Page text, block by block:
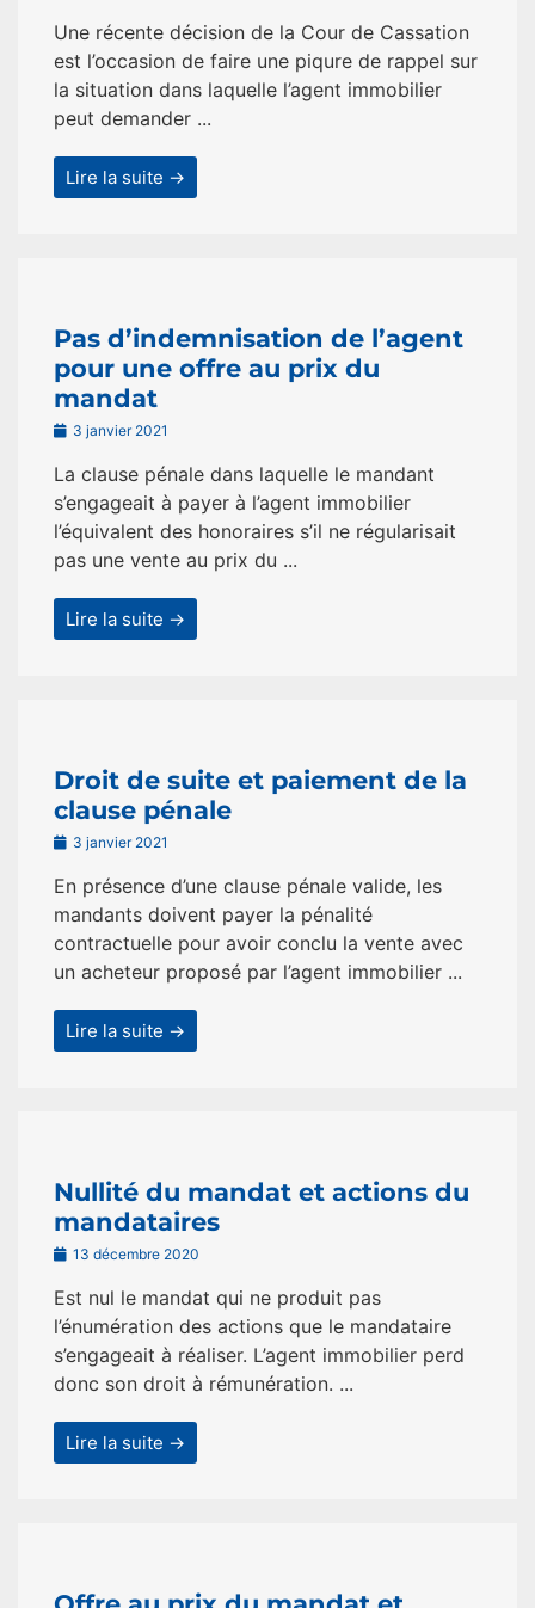
Une récente décision de la Cour de Cassation
est l’occasion de faire une piqure de rappel sur
la situation dans laquelle l’agent immobilier
peut demander ...
Lire la suite →
Pas d’indemnisation de l’agent
pour une offre au prix du
mandat
3 janvier 2021
La clause pénale dans laquelle le mandant
s’engageait à payer à l’agent immobilier
l’équivalent des honoraires s’il ne régularisait
pas une vente au prix du ...
Lire la suite →
Droit de suite et paiement de la
clause pénale
3 janvier 2021
En présence d’une clause pénale valide, les
mandants doivent payer la pénalité
contractuelle pour avoir conclu la vente avec
un acheteur proposé par l’agent immobilier ...
Lire la suite →
Nullité du mandat et actions du
mandataires
13 décembre 2020
Est nul le mandat qui ne produit pas
l’énumération des actions que le mandataire
s’engageait à réaliser. L’agent immobilier perd
donc son droit à rémunération. ...
Lire la suite →